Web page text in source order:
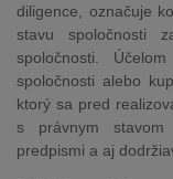
diligence, označuje
stavu spoločnosti
spoločnosti.
spoločnosti alebo
ktorý sa pred
s právnym
predpismi a aj